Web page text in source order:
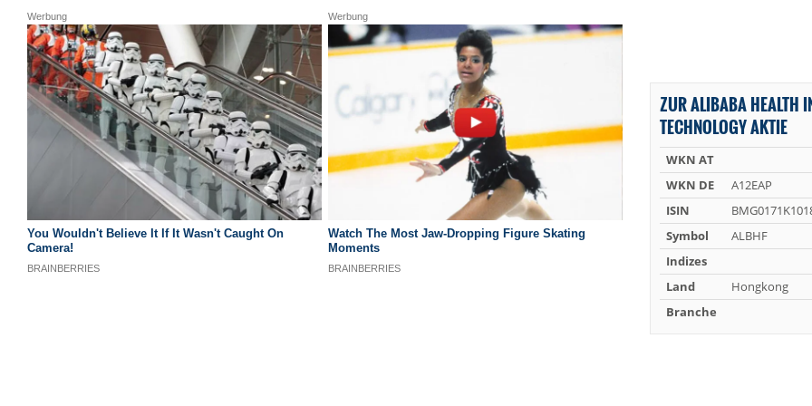
ZUR ALIBABA HEALTH
TECHNOLOGY AKTIE
WKN AT
WKN DE
A12EAP
ISIN
Symbol
ALBHF
Indizes
Land
Hongkong
Branche